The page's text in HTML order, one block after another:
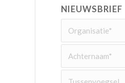
NIEUWSBRIEF